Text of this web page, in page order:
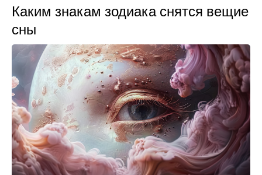
Каким знакам зодиака снятся вещие
сны